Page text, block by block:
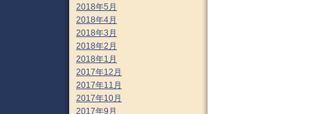
2018年5月
2018年4月
2018年3月
2018年2月
2018年1月
2017年12月
2017年11月
2017年10月
2017年9月